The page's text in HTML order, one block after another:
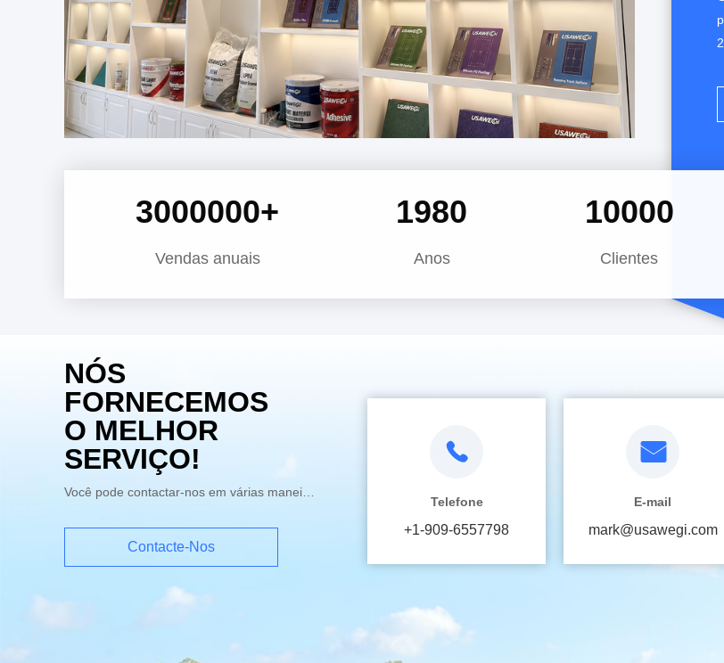
3000000+
Vendas anuais
2023
Anos
10000
Clientes
NÓS
FORNECEMOS
O MELHOR
SERVIÇO!
Contacte-Nos
Telefone
+1-909-6557798
E-mail
mark@usawegi.com